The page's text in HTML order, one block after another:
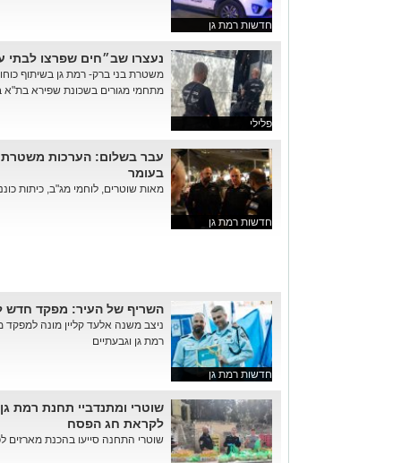
חדשות רמת גן
פלילי
נעצרו שב״חים שפרצו לבתי
משטרת בני ברק- רמת גן בשיתוף
מתחמי מגורים בשכונת שפירא בת"א בהם שהו 2 שוהים
חדשות רמת גן
עבר בשלום: הערכות משטרת
בעומר
מאות שוטרים, לוחמי מג"ב, כיתות
חדשות רמת גן
השריף של העיר: מפקד חדש
ניצב משנה אלעד קליין מונה
רמת גן וגבעתיים
שוטרי ומתנדביי תחנת רמת
לקראת חג הפסח
שוטרי התחנה סייעו בהכנת